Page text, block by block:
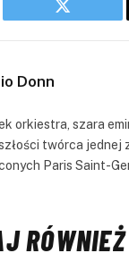
Twitter
Donn
orkiestra, szara
twórca jednej
Paris Saint-
RÓWNIEŻ